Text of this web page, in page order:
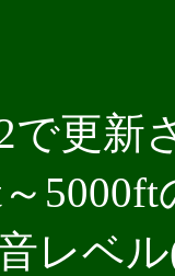
で更
レベ